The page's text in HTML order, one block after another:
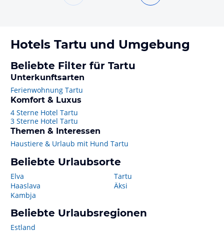
Hotels Tartu und Umgebung
Beliebte Filter für Tartu
Unterkunftsarten
Ferienwohnung Tartu
Komfort & Luxus
4 Sterne Hotel Tartu
3 Sterne Hotel Tartu
Themen & Interessen
Haustiere & Urlaub mit Hund Tartu
Beliebte Urlaubsorte
Elva
Haaslava
Kambja
Tartu
Äksi
Beliebte Urlaubsregionen
Estland